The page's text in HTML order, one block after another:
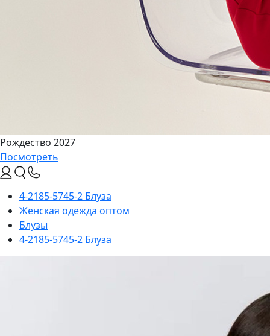
Рождество 2027
Посмотреть
4-2185-5745-2 Блуза
Женская одежда оптом
Блузы
4-2185-5745-2 Блуза